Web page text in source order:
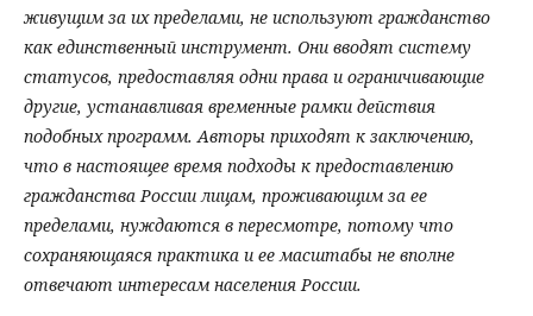
живущим за их пределами, не используют гражданство
как единственный инструмент. Они вводят систему
статусов, предоставляя одни права и ограничивающие
другие, устанавливая временные рамки действия
подобных программ. Авторы приходят к заключению,
что в настоящее время подходы к предоставлению
гражданства России лицам, проживающим за ее
пределами, нуждаются в пересмотре, потому что
сохраняющаяся практика и ее масштабы не вполне
отвечают интересам населения России.